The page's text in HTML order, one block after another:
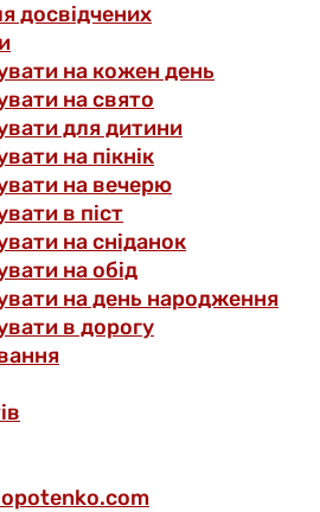
досвідчених
на кожен день
на свято
для дитини
на пікнік
на вечерю
в піст
на сніданок
на обід
на день народження
в дорогу